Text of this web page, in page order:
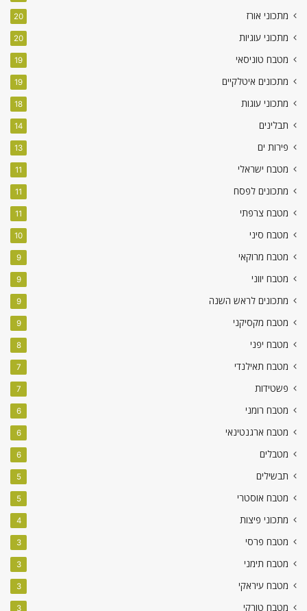
מתכוני אורז 20
מתכוני עוגיות 20
מטבח טוניסאי 19
מתכונים איטלקיים 19
מתכוני עוגות 18
תבלינים 14
פירות ים 13
מטבח ישראלי 11
מתכונים לפסח 11
מטבח צרפתי 11
מטבח סיני 10
מטבח מרוקאי 9
מטבח יווני 9
מתכונים לראש השנה 9
מטבח מקסיקני 9
מטבח יפני 8
מטבח תאילנדי 7
פשטידות 7
מטבח רומני 6
מטבח ארגנטינאי 6
מטבלים 6
תבשילים 5
מטבח אוסטרי 5
מתכוני פיצות 4
מטבח פרסי 3
מטבח תימני 3
מטבח עיראקי 3
מטבח טורקי 3